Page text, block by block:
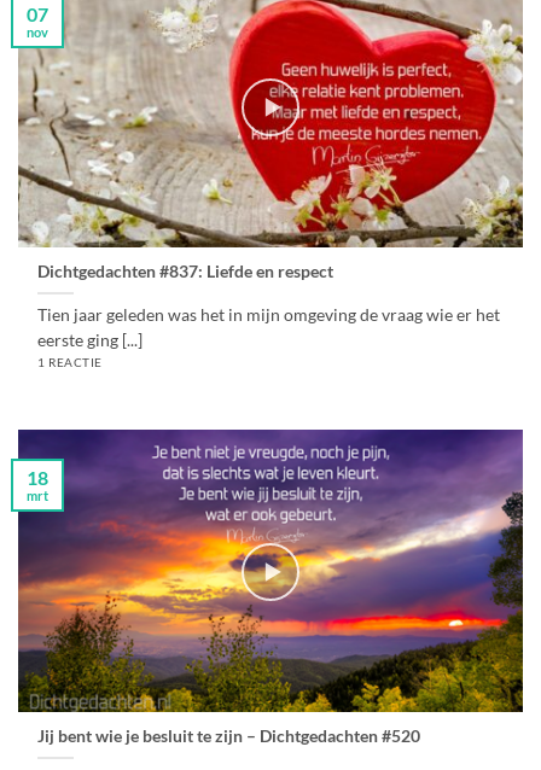
Dichtgedachten #837: Liefde en respect
Tien jaar geleden was het in mijn omgeving de vraag wie er het
eerste ging [...]
1 REACTIE
07
nov
Jij bent wie je besluit te zijn – Dichtgedachten #520
18
mrt